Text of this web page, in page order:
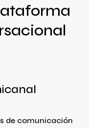
de comunicación